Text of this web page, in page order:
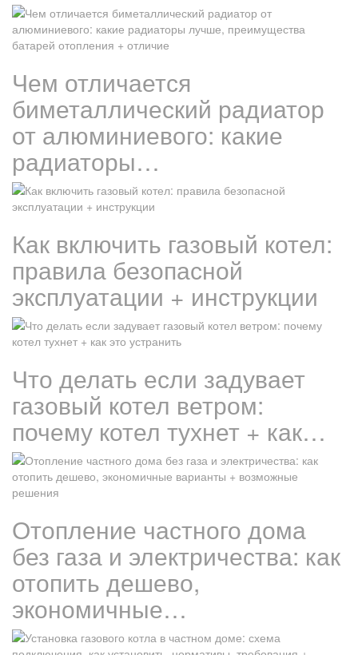
Чем отличается
биметаллический радиатор
от алюминиевого: какие
радиаторы…
Как включить газовый котел:
правила безопасной
эксплуатации + инструкции
Что делать если задувает
газовый котел ветром:
почему котел тухнет + как…
Отопление частного дома
без газа и электричества: как
отопить дешево,
экономичные…